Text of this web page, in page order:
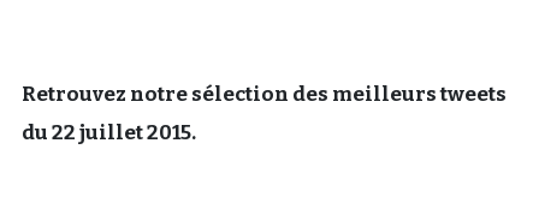
Retrouvez notre sélection des meilleurs tweets
du 22 juillet 2015.